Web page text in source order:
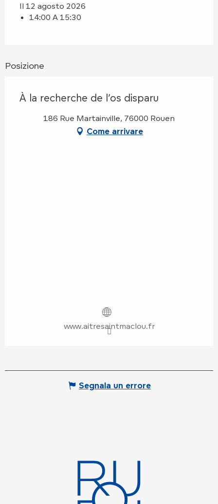
Il 12 agosto 2026
14:00 A 15:30
Posizione
À la recherche de l’os disparu
186 Rue Martainville, 76000 Rouen
Come arrivare
www.aitresaintmaclou.fr
Segnala un errore